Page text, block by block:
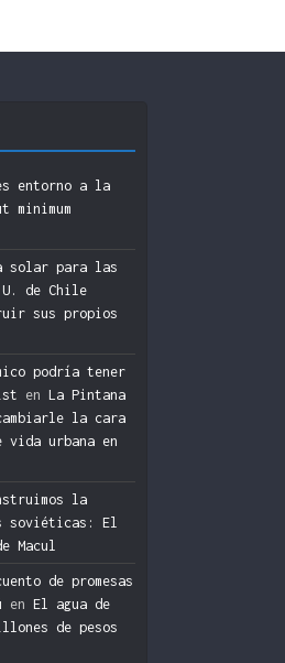
entorno a la
minimum
solar para las
de Chile
sus propios
podría tener
en La Pintana
la cara
vida urbana en
la
soviéticas: El
Macul
de promesas
en El agua de
de pesos